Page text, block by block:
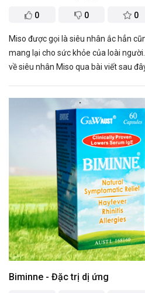
0 0 0
Miso được gọi là siêu nhân ắc hẳn
mang lại cho sức khỏe của loài
về siêu nhân Miso qua bài viết sau
Biminne - Đặc trị dị ứng